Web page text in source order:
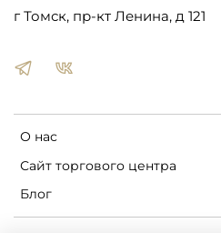
О нас
Сайт торгового центра
Блог
г Томск, пр-кт Ленина, д 121